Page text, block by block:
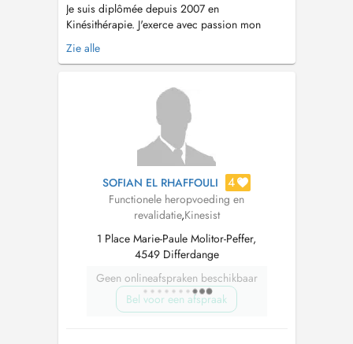
Je suis diplômée depuis 2007 en
Kinésithérapie. J'exerce avec passion mon
métier depuis près de 20 ans et ne cesse de
me former. Je vous accueille au cabinet pour
professionnel et bienveillant. Je suis formée en:
-douleurs musculo-squelettiques, -rééducation
Zie alle
SOFIAN EL RHAFFOULI 4
Functionele heropvoeding en
revalidatie,Kinesist
1 Place Marie-Paule Molitor-Peffer,
4549 Differdange
Geen onlineafspraken beschikbaar
Bel voor een afspraak